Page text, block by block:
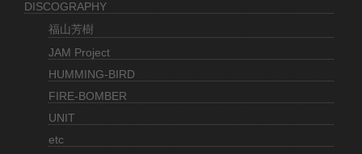
DISCOGRAPHY
福山芳樹
JAM Project
HUMMING-BIRD
FIRE-BOMBER
UNIT
etc